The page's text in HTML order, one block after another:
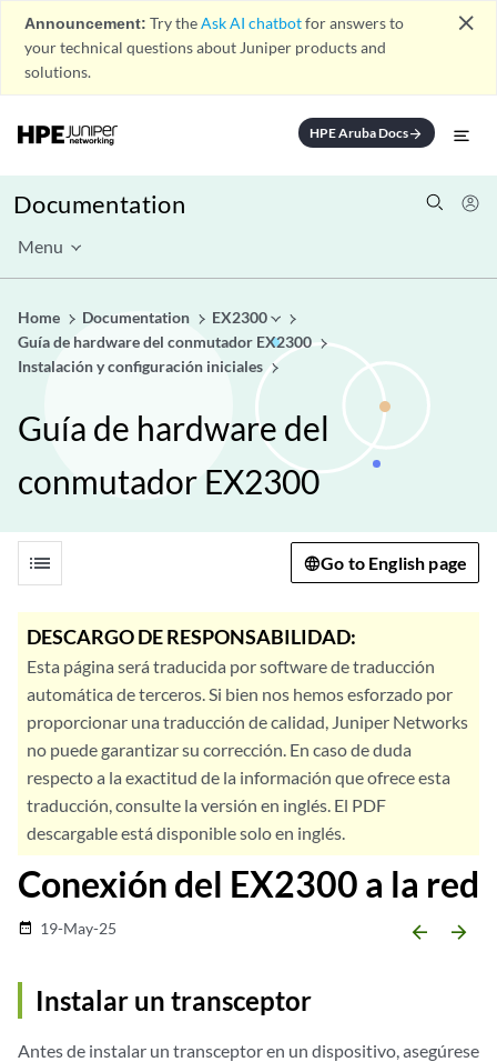
Announcement: Try theAsk AI chatbotfor answers to
your technical questions about Juniper products and
solutions.
close
HPE Aruba Docsarrow_forward
Documentation
Menu
Home Documentation
EX2300
Guía de hardware del conmutador EX2300
Instalación y configuración iniciales
Guía de hardware del
conmutador EX2300
list Go to English page
DESCARGO DE RESPONSABILIDAD:
Esta página será traducida por software de traducción
automática de terceros. Si bien nos hemos esforzado por
proporcionar una traducción de calidad, Juniper Networks
no puede garantizar su corrección. En caso de duda
respecto a la exactitud de la información que ofrece esta
traducción, consulte la versión en inglés. El PDF
descargable está disponible solo en inglés.
Conexión del EX2300 a la red
date_range 19-May-25 arrow_backward arrow_forward
Instalar un transceptor
Antes de instalar un transceptor en un dispositivo, asegúrese